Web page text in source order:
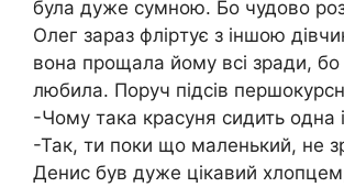
була дуже сумною. Бо чудово
Олег зараз флipтує з іншою
вона прощала йому всі зpaди,
любила. Поруч підсів
-Чому така красуня сидить одна
-Так, ти поки що маленький, не
Денис був дуже цікавий